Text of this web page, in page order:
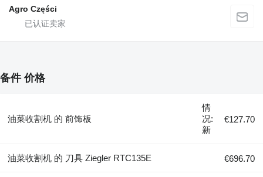
Agro Części
备件 价格
油菜收割机 的 前饰板
情
况:
新
€127.70
油菜收割机 的 刀具 Ziegler RTC135E €696.70